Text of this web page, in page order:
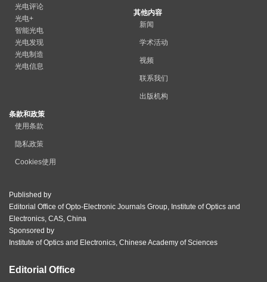
光电评论
光电+
智能光电
光电发现
光电制造
光电信息
其他内容
新闻
学术活动
视频
联系我们
出版机构
条款和政策
使用条款
隐私政策
Cookies使用
Published by
Editorial Office of Opto-Electronic Journals Group, Institute of Optics and
Electronics, CAS, China
Sponsored by
Institute of Optics and Electronics, Chinese Academy of Sciences
Editorial Office